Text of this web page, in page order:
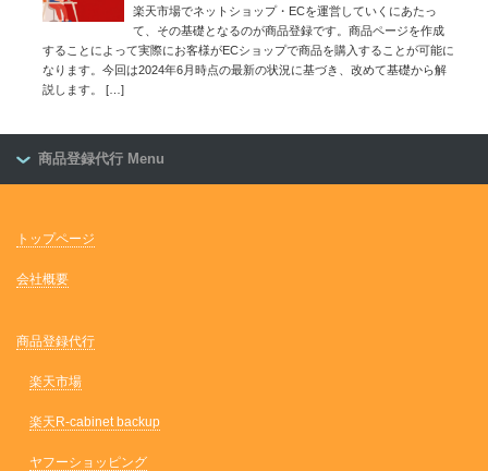
楽天市場でネットショップ・ECを運営していくにあたっ
て、その基礎となるのが商品登録です。商品ページを作成
することによって実際にお客様がECショップで商品を購入することが可能に
なります。今回は2024年6月時点の最新の状況に基づき、改めて基礎から解
説します。
[…]
商品登録代行 Menu
トップページ
会社概要
商品登録代行
楽天市場
楽天R-cabinet backup
ヤフーショッピング